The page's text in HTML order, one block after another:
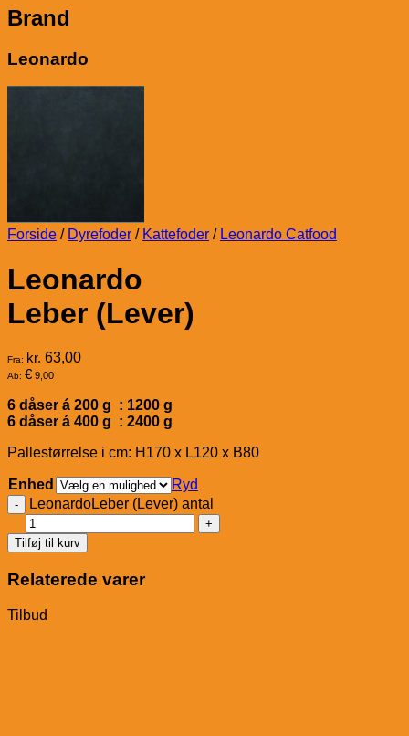
Brand
Leonardo
Forside / Dyrefoder / Kattefoder / Leonardo Catfood
Leonardo
Leber (Lever)
Fra: kr. 63,00
Ab: € 9,00
6 dåser á 200 g : 1200 g
6 dåser á 400 g : 2400 g
Pallestørrelse i cm: H170 x L120 x B80
Enhed
Ryd
LeonardoLeber (Lever) antal
Tilføj til kurv
Relaterede varer
Tilbud